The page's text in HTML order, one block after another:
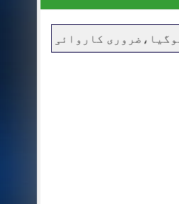
کاروائی کے بعد لاش